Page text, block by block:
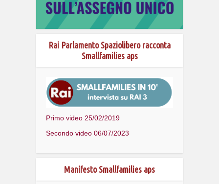
Rai Parlamento Spaziolibero racconta
Smallfamilies aps
Primo video 25/02/2019
Secondo video 06/07/2023
Manifesto Smallfamilies aps